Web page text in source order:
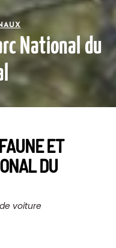
National du
ET
DU
voiture